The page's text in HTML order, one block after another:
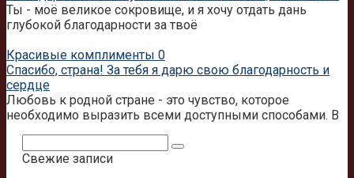
Ты - моё великое сокровище, и я хочу отдать дань
глубокой благодарности за твоё
Красивые комплименты 0
Спасибо, страна! За тебя я дарю свою благодарность и
сердце
Любовь к родной стране - это чувство, которое
необходимо выразить всеми доступными способами. В
Свежие записи